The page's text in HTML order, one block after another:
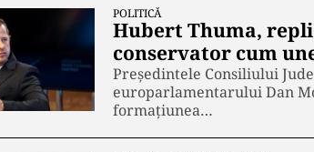
POLITICĂ
Hubert Thuma,
conservator cum
Președintele Consiliului
europarlamentarului Dan
formațiunea…